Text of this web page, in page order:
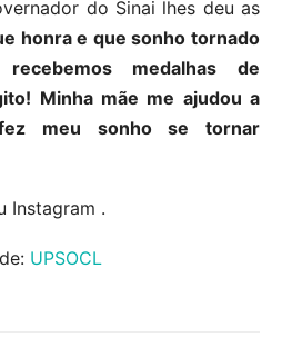
do Sinai lhes deu as
honra e que sonho tornado
recebemos medalhas de
Minha mãe me ajudou a
meu sonho se tornar
Instagram .
UPSOCL